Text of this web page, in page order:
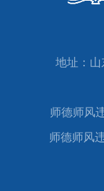
地址：
师德师风
师德师风